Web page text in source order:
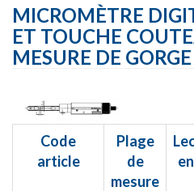
MICROMÈTRE
ET TOUCHE
MESURE DE
Code
article
Plage
de
mesure